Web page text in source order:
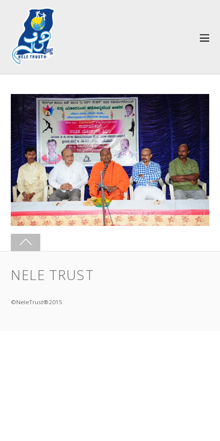
NELE TRUST
©NeleTrust®2015